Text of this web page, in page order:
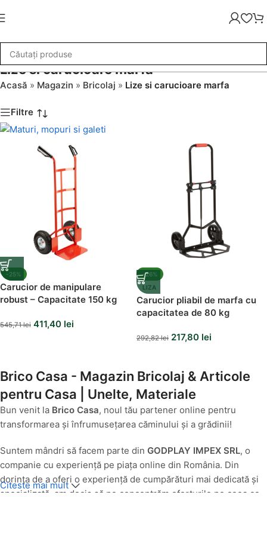
Lize si carucioare marfa
Acasă » Magazin » Bricolaj » Lize si carucioare marfa
Filtre
-25%
Carucior de manipulare
robust – Capacitate 150 kg
545,71lei 411,40 lei
-26%
LIZA
Carucior pliabil de marfa cu
capacitatea de 80 kg
292,82lei 217,80 lei
Brico Casa - Magazin Bricolaj & Articole
pentru Casa | Unelte, Materiale
Bun venit la Brico Casa, noul tău partener online pentru
transformarea și înfrumusețarea căminului și a grădinii!
Suntem mândri să facem parte din GODPLAY IMPEX SRL, o
companie cu experiență pe piața online din România. Din
dorința de a oferi o experiență de cumpărături mai dedicată și
specializată, am decis să ne concentrăm eforturile pe ceea ce
Citeste mai mult